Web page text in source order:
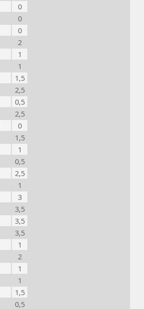
0
0
0
2
1
1
1,5
2,5
0,5
2,5
0
1,5
1
0,5
2,5
1
3
3,5
3,5
3,5
1
2
1
1
1,5
0,5